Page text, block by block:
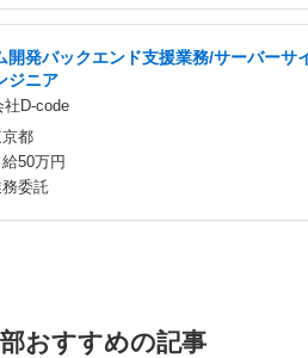
開発バックエンド支援業務/サーバーサ
ジニア
社D-code
都
給50万円
委託
おすすめの記事